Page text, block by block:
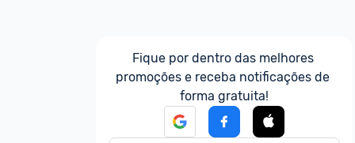
Fique por dentro das melhores
promoções e receba notificações de
forma gratuita!